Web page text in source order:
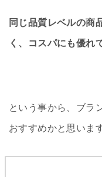
同じ品質レベルの商
く、コスパにも優れ
という事から、ブラ
おすすめかと思いま